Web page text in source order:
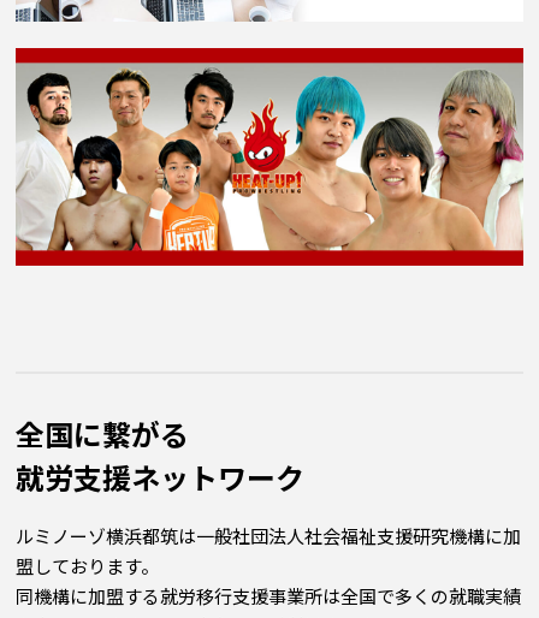
全国に繋がる
就労⽀援ネットワーク
ルミノーゾ横浜都筑は一般社団法人社会福祉支援研究機構に加
盟しております。
同機構に加盟する就労移行支援事業所は全国で多くの就職実績